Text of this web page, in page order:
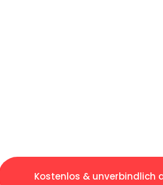
Kostenlos & unverbindlich